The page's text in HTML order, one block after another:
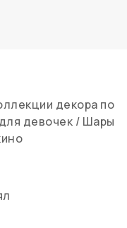
декора по
девочек / Шары